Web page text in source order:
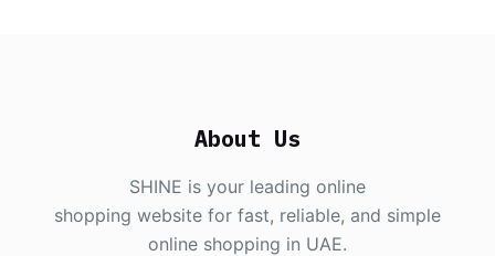
About Us
SHINE is your leading online
shopping website for fast, reliable, and simple
online shopping in UAE.